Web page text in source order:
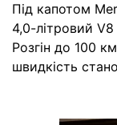
Під капотом
4,0-літровий
Розгін до 100
швидкість